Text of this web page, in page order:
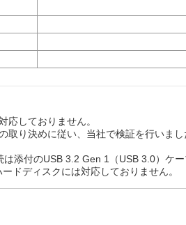
しておりません。
り決めに従い、当社で検証を行いまし
添付のUSB 3.2 Gen 1（USB 3.0）ケ
ドディスクには対応しておりません。